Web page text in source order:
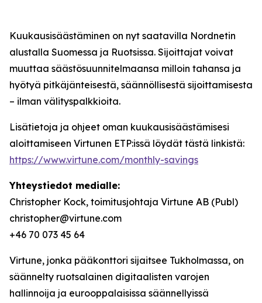
Kuukausisäästäminen on nyt saatavilla Nordnetin
alustalla Suomessa ja Ruotsissa. Sijoittajat voivat
muuttaa säästösuunnitelmaansa milloin tahansa ja
hyötyä pitkäjänteisestä, säännöllisestä sijoittamisesta
– ilman välityspalkkioita.
Lisätietoja ja ohjeet oman kuukausisäästämisesi
aloittamiseen Virtunen ETP:issä löydät tästä linkistä:
https://www.virtune.com/monthly-savings
Yhteystiedot medialle:
Christopher Kock, toimitusjohtaja Virtune AB (Publ)
christopher@virtune.com
+46 70 073 45 64
Virtune, jonka pääkonttori sijaitsee Tukholmassa, on
säännelty ruotsalainen digitaalisten varojen
hallinnoija ja eurooppalaisissa säännellyissä